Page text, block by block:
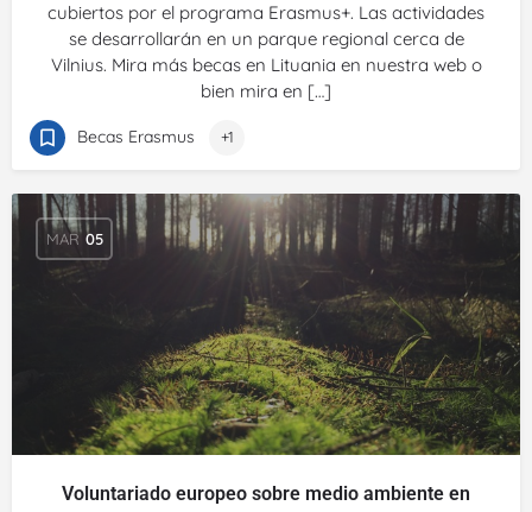
cubiertos por el programa Erasmus+. Las actividades
se desarrollarán en un parque regional cerca de
Vilnius. Mira más becas en Lituania en nuestra web o
bien mira en […]
Becas Erasmus +1
MAR 05
Voluntariado europeo sobre medio ambiente en